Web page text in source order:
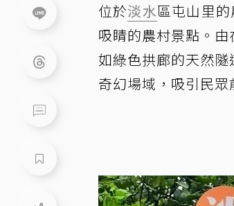
位於淡水區屯山里
吸睛的農村景點。
如綠色拱廊的天然
奇幻場域，吸引民